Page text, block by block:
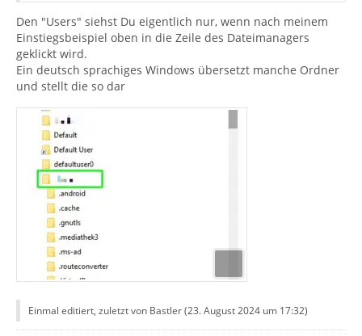
Den "Users" siehst Du eigentlich nur, wenn nach meinem
Einstiegsbeispiel oben in die Zeile des Dateimanagers
geklickt wird.
Ein deutsch sprachiges Windows übersetzt manche Ordner
und stellt die so dar
Einmal editiert, zuletzt von Bastler (23. August 2024 um 17:32)